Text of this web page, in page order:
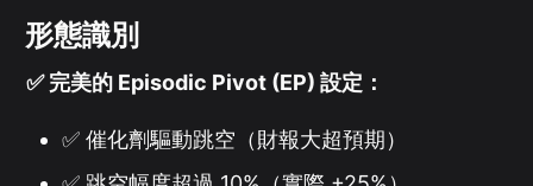
形態識別
✅ 完美的 Episodic Pivot (EP) 設定：
✅ 催化劑驅動跳空（財報大超預期）